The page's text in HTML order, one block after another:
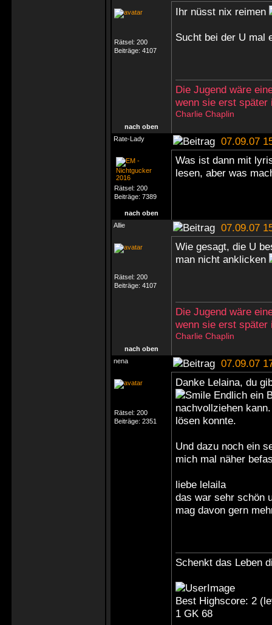
Rätsel: 200
Beiträge: 4107
Ihr nüsst nix reimen
Sucht bei der U mal
Die Jugend wäre
wenn sie erst später
Charlie Chaplin
nach oben
Rate-Lady
07.09.07
Rätsel: 200
Beiträge: 7389
Was ist dann mit
lesen, aber was
nach oben
Allie
07.09.07
Rätsel: 200
Beiträge: 4107
Wie gesagt, die U
man nicht anklicken
Die Jugend wäre
wenn sie erst später
Charlie Chaplin
nach oben
nena
07.09.07
Rätsel: 200
Beiträge: 2351
Danke Lelaina, du
Endlich ein
nachvollziehen
lösen konnte.
Und dazu noch ein
mich mal näher
liebe lelaila
das war sehr schön
mag davon gern
Schenkt das Leben
Best Highscore: 2
1 GK 68